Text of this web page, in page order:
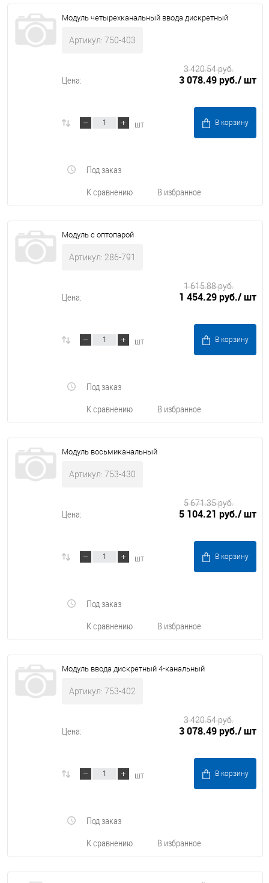
Модуль четырехканальный ввода дискретный
Артикул: 750-403
Цена: 3 078.49 руб./ шт
3 420.54 руб.
шт В корзину
К сравнению В избранное
Под заказ
Модуль с оптопарой
Артикул: 286-791
Цена: 1 454.29 руб./ шт
1 615.88 руб.
шт В корзину
К сравнению В избранное
Под заказ
Модуль восьмиканальный
Артикул: 753-430
Цена: 5 104.21 руб./ шт
5 671.35 руб.
шт В корзину
К сравнению В избранное
Под заказ
Модуль ввода дискретный 4-канальный
Артикул: 753-402
Цена: 3 078.49 руб./ шт
3 420.54 руб.
шт В корзину
К сравнению В избранное
Под заказ